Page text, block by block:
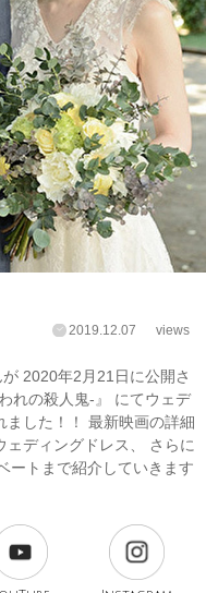
2019.12.07 views
2020年2月21日に公開さ
れの殺人鬼-』 にてウェデ
ました！！ 最新映画の詳細
ディングドレス、 さらに
ートまで紹介していきます